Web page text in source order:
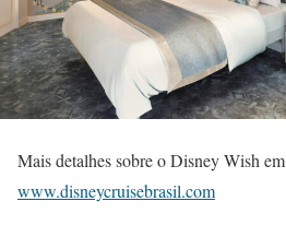
Mais detalhes sobre o Disney Wish em
www.disneycruisebrasil.com